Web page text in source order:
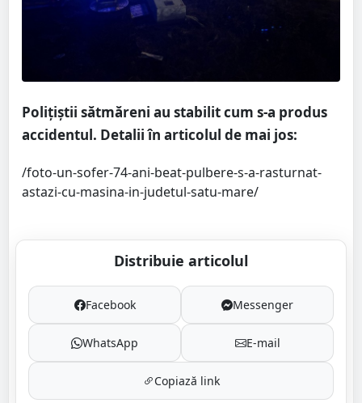
Polițiștii sătmăreni au stabilit cum s-a produs
accidentul. Detalii în articolul de mai jos:
/foto-un-sofer-74-ani-beat-pulbere-s-a-rasturnat-
astazi-cu-masina-in-judetul-satu-mare/
Distribuie articolul
Facebook Messenger
WhatsApp E-mail
Copiază link